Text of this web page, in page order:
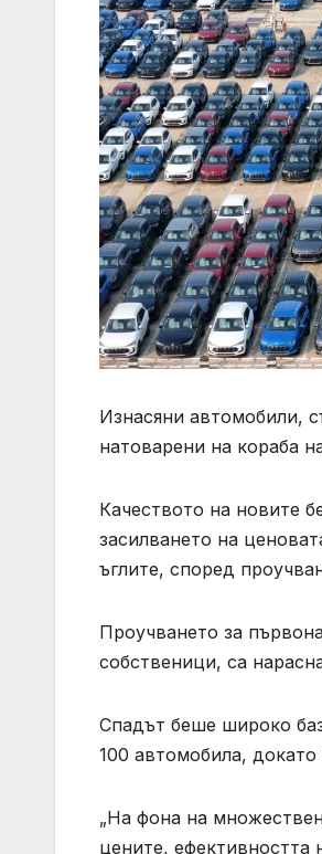
Изнасяни автомобили,
натоварени на кораба
Качеството на новите
засилването на
ъглите, според
Проучването за
собственици, са
Спадът беше широко
100 автомобила,
„На фона на
цените,